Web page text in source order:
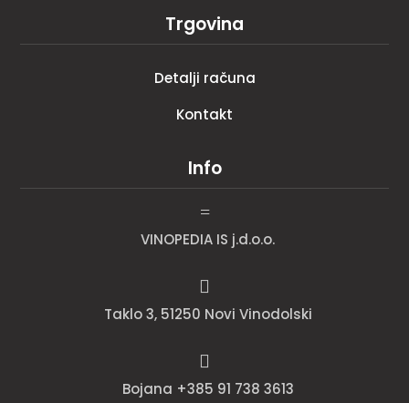
Trgovina
Detalji računa
Kontakt
Info
=
VINOPEDIA IS j.d.o.o.

Taklo 3, 51250 Novi Vinodolski

Bojana +385 91 738 3613